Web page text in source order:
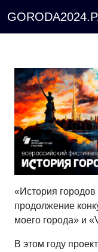
«История
продолжение
моего города» и
В этом году